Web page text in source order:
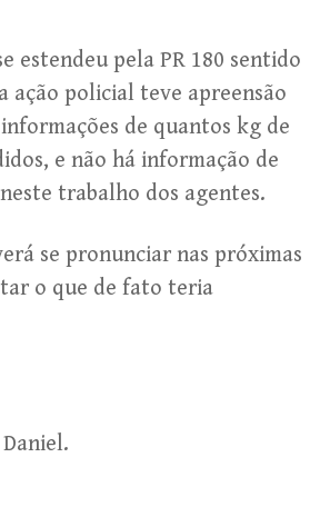
estendeu pela PR 180 sentido
ação policial teve apreensão
de quantos kg de
e não há informação de
trabalho dos agentes.
se pronunciar nas próximas
o que de fato teria